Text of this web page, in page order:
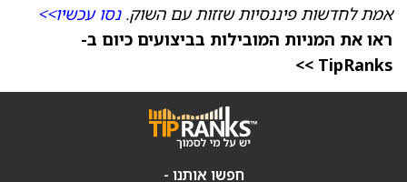
אמת לחדשות פיננסיות שזזות עם השוק.נסו עכשיו>>
ראו את המניות המובילות בביצועים כיום ב-
TipRanks >>
חפשו אותנו -